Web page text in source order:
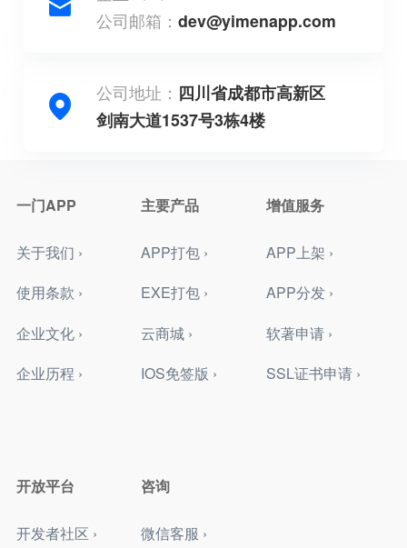
公司邮箱：dev@yimenapp.com
公司地址： 四川省成都市高新区
剑南大道1537号3栋4楼
一门APP
关于我们 ›
使用条款 ›
企业文化 ›
企业历程 ›
主要产品
APP打包 ›
EXE打包 ›
云商城 ›
IOS免签版 ›
增值服务
APP上架 ›
APP分发 ›
软著申请 ›
SSL证书申请 ›
开放平台
开发者社区 ›
咨询
微信客服 ›